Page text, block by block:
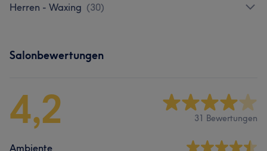
Herren - Waxing (30)
Salonbewertungen
4,2 31 Bewertungen
Ambiente